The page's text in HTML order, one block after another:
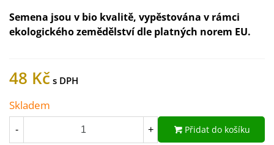
Semena jsou v bio kvalitě, vypěstována v rámci
ekologického zemědělství dle platných norem EU.
48 Kč
Skladem
- + Přidat do košíku